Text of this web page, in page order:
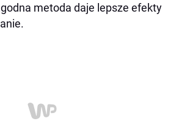
metoda daje lepsze efekty